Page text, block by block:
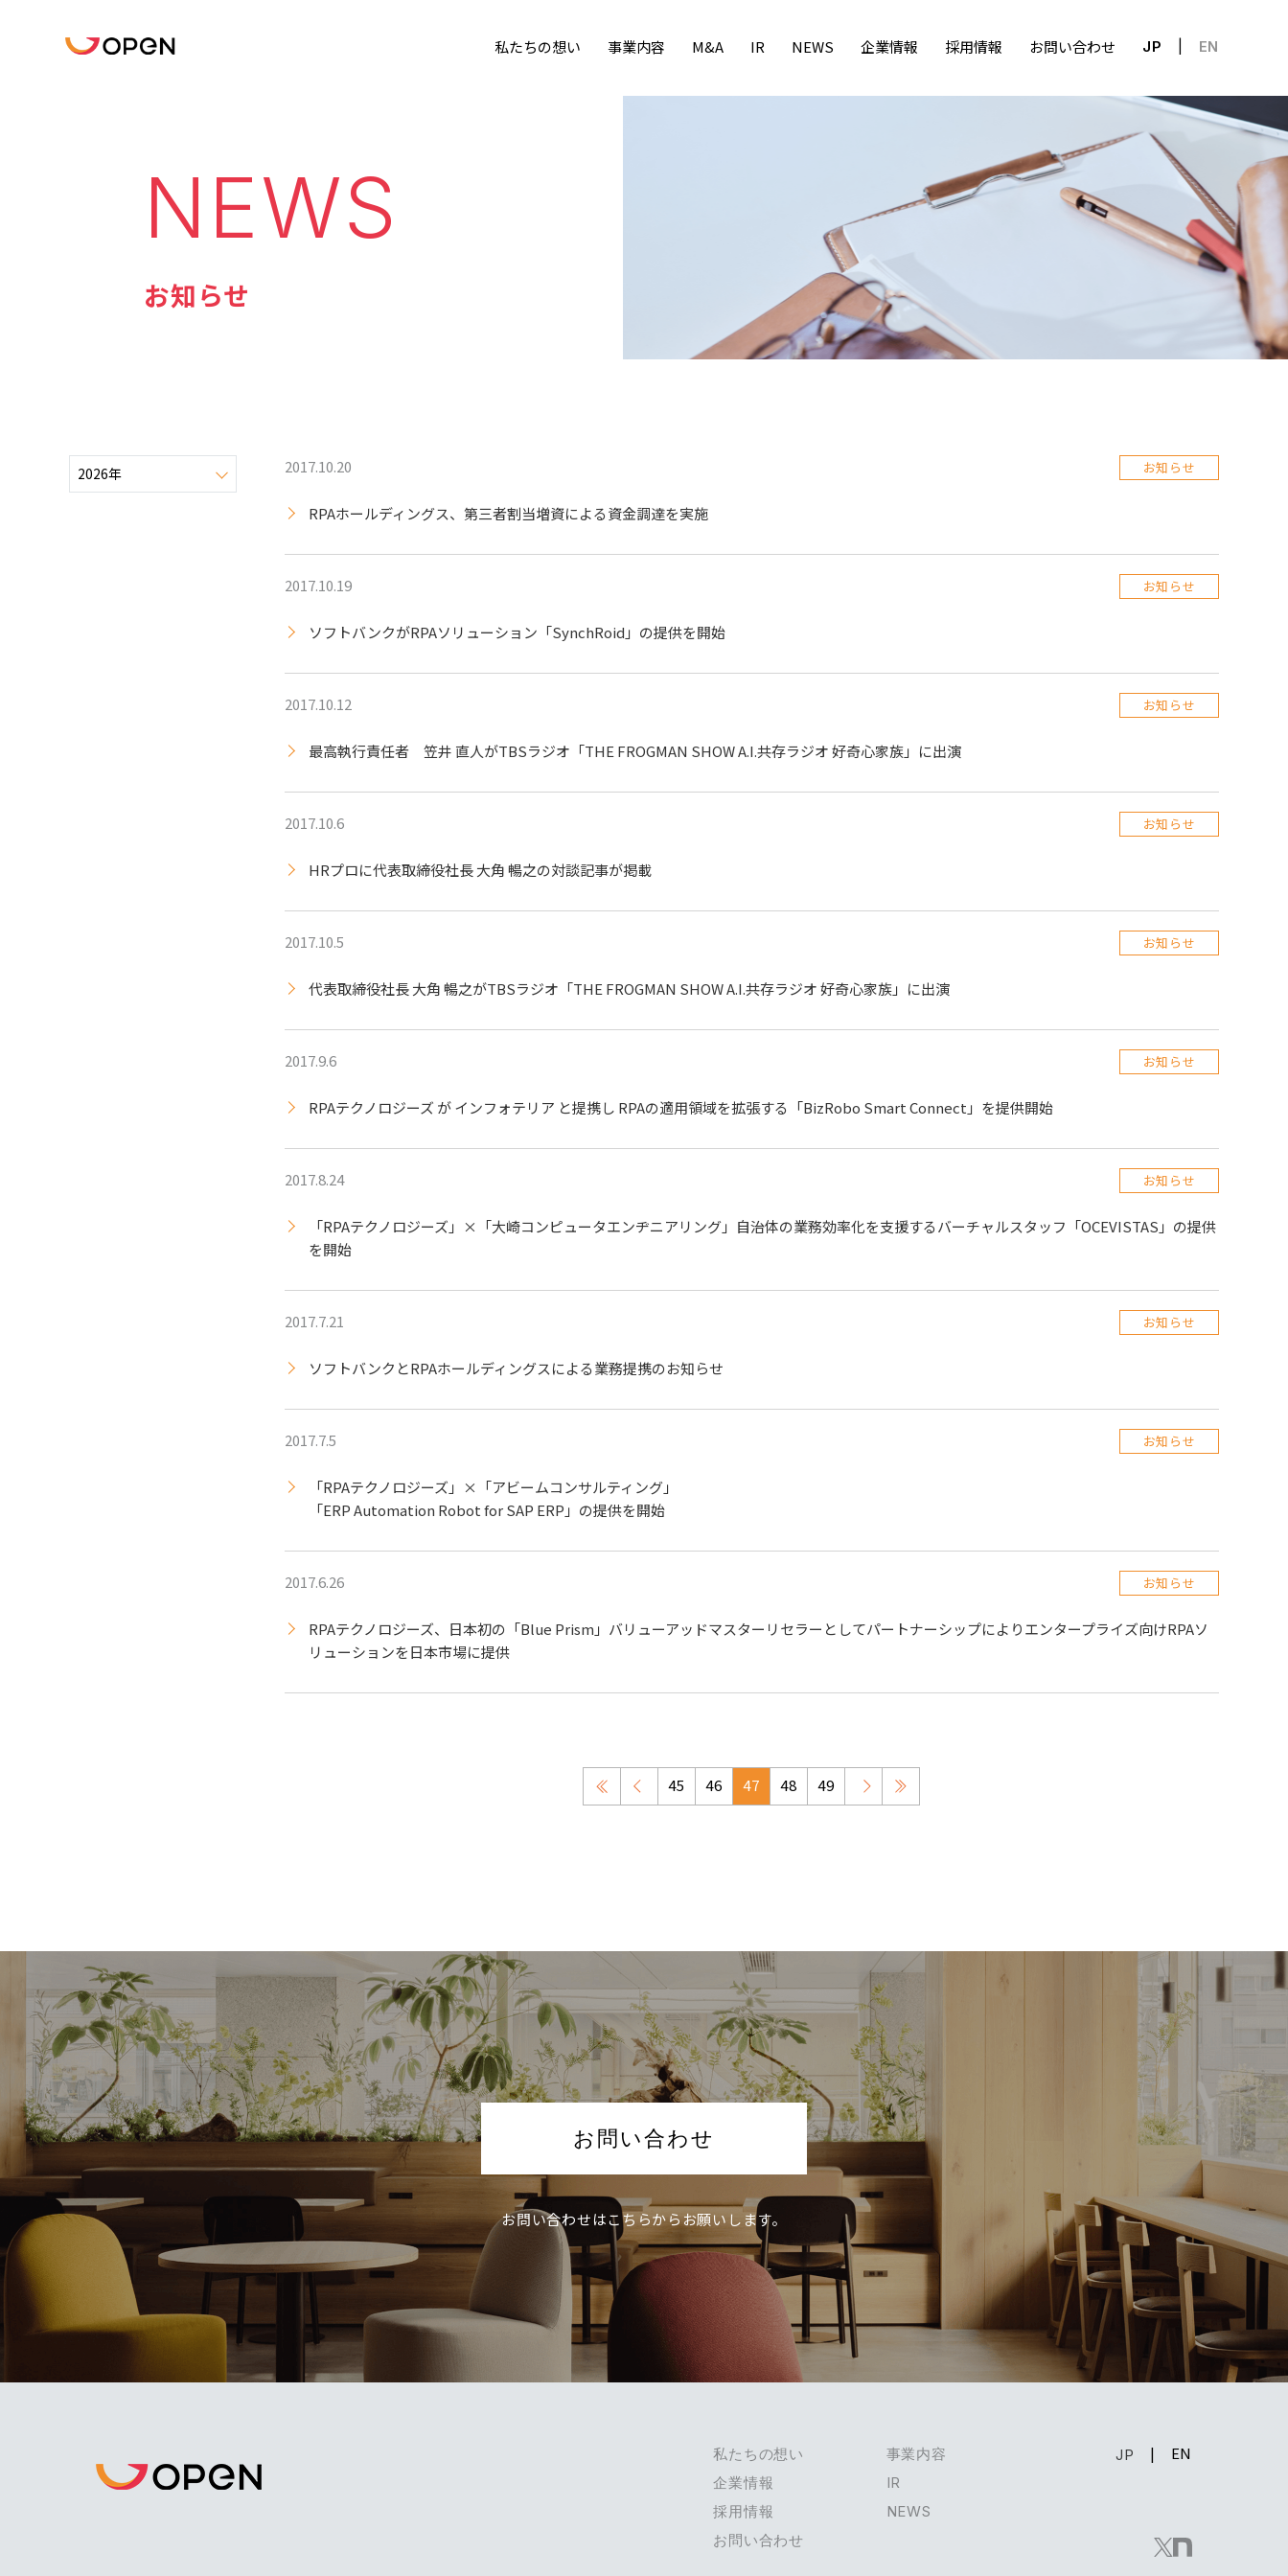
私たちの想い 事業内容 M&A IR NEWS 企業情報 採用情報 お問い合わせ EN
JP
NEWS
お知らせ
2017.10.20 お知らせ
RPAホールディングス、第三者割当増資による資金調達を実施
2017.10.19 お知らせ
ソフトバンクがRPAソリューション「SynchRoid」の提供を開始
2017.10.12 お知らせ
最高執行責任者 笠井 直人がTBSラジオ「THE FROGMAN SHOW A.I.共存ラジオ 好奇心家族」に出演
2017.10.6 お知らせ
HRプロに代表取締役社長 大角 暢之の対談記事が掲載
2017.10.5 お知らせ
代表取締役社長 大角 暢之がTBSラジオ「THE FROGMAN SHOW A.I.共存ラジオ 好奇心家族」に出演
2017.9.6 お知らせ
RPAテクノロジーズ が インフォテリア と提携し RPAの適用領域を拡張する「BizRobo Smart Connect」を提供開始
2017.8.24 お知らせ
「RPAテクノロジーズ」×「大崎コンピュータエンヂニアリング」自治体の業務効率化を支援するバーチャルスタッフ「OCEVISTAS」の提供
を開始
2017.7.21 お知らせ
ソフトバンクとRPAホールディングスによる業務提携のお知らせ
2017.7.5 お知らせ
「RPAテクノロジーズ」×「アビームコンサルティング」
「ERP Automation Robot for SAP ERP」の提供を開始
2017.6.26 お知らせ
RPAテクノロジーズ、日本初の「Blue Prism」バリューアッドマスターリセラーとしてパートナーシップによりエンタープライズ向けRPAソ
リューションを日本市場に提供
BACK
45 46 47 48 49 NEXT
お問い合わせ
お問い合わせはこちらからお願いします。
私たちの想い
事業内容
企業情報
IR
採用情報
NEWS
お問い合わせ
EN
JP